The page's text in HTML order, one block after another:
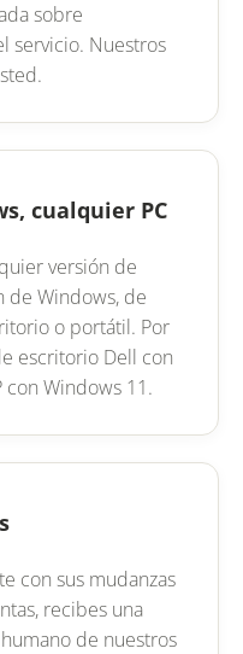
sobre
servicio. Nuestros
cualquier PC
versión de
de Windows, de
o portátil. Por
escritorio Dell con
Windows 11.
con sus mudanzas
recibes una
de nuestros